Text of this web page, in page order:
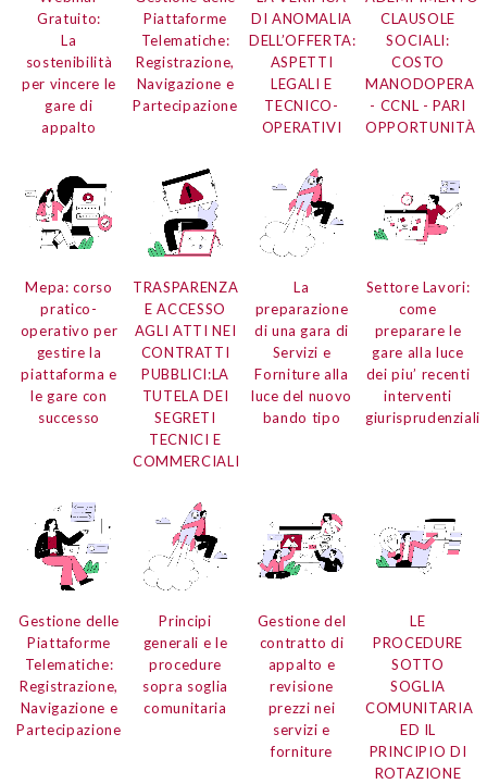
Gratuito:
La
sostenibilità
per vincere le
gare di
appalto
Piattaforme
Telematiche:
Registrazione,
Navigazione e
Partecipazione
DI ANOMALIA
DELL’OFFERTA:
ASPETTI
LEGALI E
TECNICO-
OPERATIVI
CLAUSOLE
SOCIALI:
COSTO
MANODOPERA
- CCNL - PARI
OPPORTUNITÀ
Mepa:corso
pratico-
operativo per
gestire la
piattaforma e
le gare con
successo
TRASPARENZA
E ACCESSO
AGLI ATTI NEI
CONTRATTI
PUBBLICI:LA
TUTELA DEI
SEGRETI
TECNICI E
COMMERCIALI
La
preparazione
di una gara di
Servizi e
Forniture alla
luce del nuovo
bando tipo
Settore Lavori:
come
preparare le
gare alla luce
dei piu’ recenti
interventi
giurisprudenziali
Gestione delle
Piattaforme
Telematiche:
Registrazione,
Navigazione e
Partecipazione
Principi
generali e le
procedure
sopra soglia
comunitaria
Gestione del
contratto di
appalto e
revisione
prezzi nei
servizi e
forniture
LE
PROCEDURE
SOTTO
SOGLIA
COMUNITARIA
ED IL
PRINCIPIO DI
ROTAZIONE